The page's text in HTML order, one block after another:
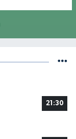
21:30